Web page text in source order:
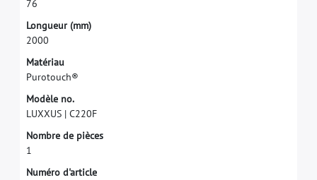
76
Longueur (mm)
2000
Matériau
Purotouch®
Modèle no.
LUXXUS | C220F
Nombre de pièces
1
Numéro d'article